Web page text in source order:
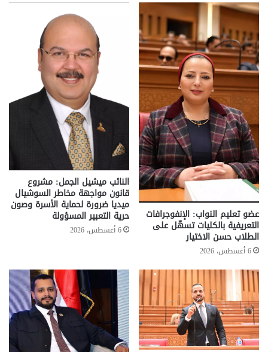
عضو تعليم النواب: الإنفوجرافات
التعريفية بالكليات تسهّل على
الطلاب حسن الاختيار
6 أغسطس، 2026
النائب ميشيل الجمل: مشروع
قانون مواجهة مخاطر السوشيال
ميديا ضرورة لحماية الأسرة وصون
حرية التعبير المسؤولة
6 أغسطس، 2026